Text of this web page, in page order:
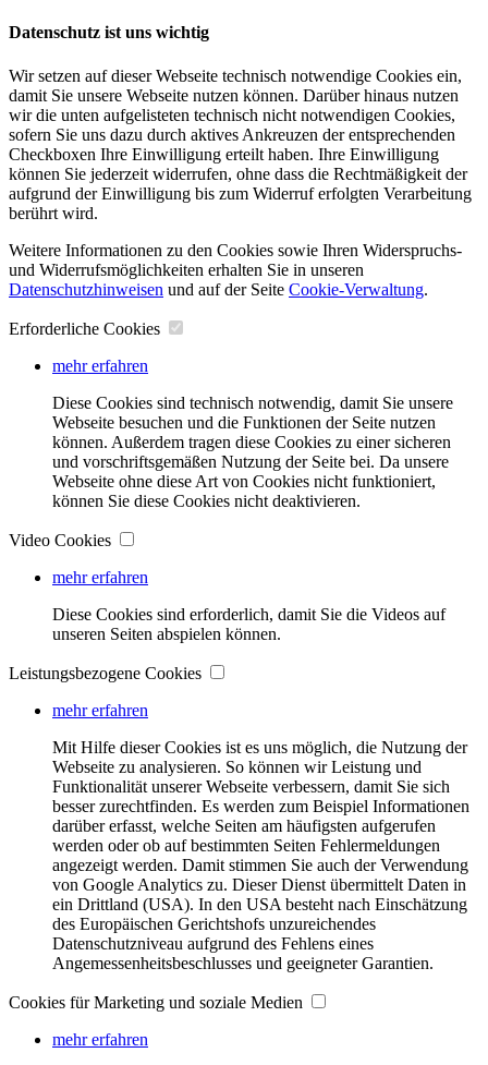
Datenschutz ist uns wichtig
Wir setzen auf dieser Webseite technisch notwendige Cookies ein,
damit Sie unsere Webseite nutzen können. Darüber hinaus nutzen
wir die unten aufgelisteten technisch nicht notwendigen Cookies,
sofern Sie uns dazu durch aktives Ankreuzen der entsprechenden
Checkboxen Ihre Einwilligung erteilt haben. Ihre Einwilligung
können Sie jederzeit widerrufen, ohne dass die Rechtmäßigkeit der
aufgrund der Einwilligung bis zum Widerruf erfolgten Verarbeitung
berührt wird.
Weitere Informationen zu den Cookies sowie Ihren Widerspruchs-
und Widerrufsmöglichkeiten erhalten Sie in unseren
Datenschutzhinweisen und auf der Seite Cookie-Verwaltung​.
Erforderliche Cookies
mehr erfahren
Diese Cookies sind technisch notwendig, damit Sie unsere
Webseite besuchen und die Funktionen der Seite nutzen
können. Außerdem tragen diese Cookies zu einer sicheren
und vorschriftsgemäßen Nutzung der Seite bei. Da unsere
Webseite ohne diese Art von Cookies nicht funktioniert,
können Sie diese Cookies nicht deaktivieren.
Video Cookies
mehr erfahren
Diese Cookies sind erforderlich, damit Sie die Videos auf
unseren Seiten abspielen können.
Leistungsbezogene Cookies
mehr erfahren
Mit Hilfe dieser Cookies ist es uns möglich, die Nutzung der
Webseite zu analysieren. So können wir Leistung und
Funktionalität unserer Webseite verbessern, damit Sie sich
besser zurechtfinden. Es werden zum Beispiel Informationen
darüber erfasst, welche Seiten am häufigsten aufgerufen
werden oder ob auf bestimmten Seiten Fehlermeldungen
angezeigt werden. Damit stimmen Sie auch der Verwendung
von Google Analytics zu. Dieser Dienst übermittelt Daten in
ein Drittland (USA). In den USA besteht nach Einschätzung
des Europäischen Gerichtshofs unzureichendes
Datenschutzniveau aufgrund des Fehlens eines
Angemessenheitsbeschlusses und geeigneter Garantien.
Cookies für Marketing und soziale Medien
mehr erfahren